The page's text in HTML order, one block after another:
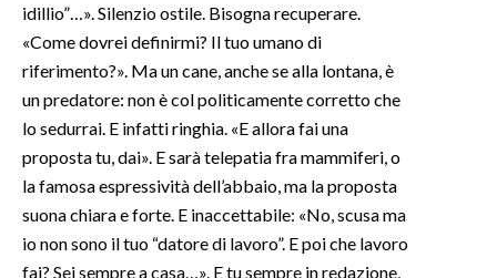
SALUTE
SARDEGNA TURISMO
SARDI NEL MONDO
NOTIZIE
#CARAUNIONE
idillio”…». Silenzio ostile. Bisogna recuperare.
«Come dovrei definirmi? Il tuo umano di
riferimento?». Ma un cane, anche se alla lontana, è
un predatore: non è col politicamente corretto che
lo sedurrai. E infatti ringhia. «E allora fai una
proposta tu, dai». E sarà telepatia fra mammiferi, o
la famosa espressività dell’abbaio, ma la proposta
suona chiara e forte. E inaccettabile: «No, scusa ma
io non sono il tuo “datore di lavoro”. E poi che lavoro
fai? Sei sempre a casa…». E tu sempre in redazione,